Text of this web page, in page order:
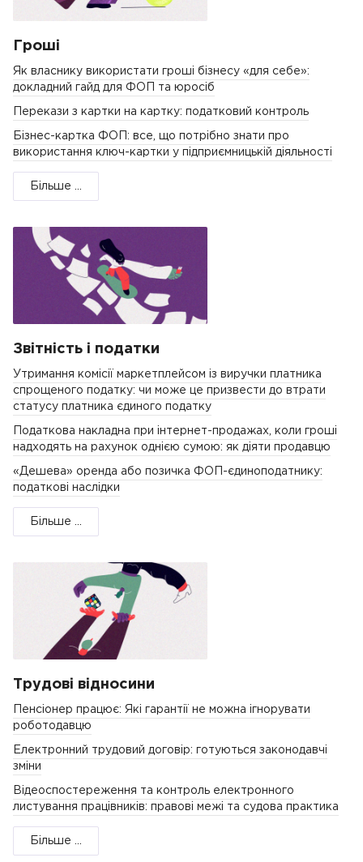
Гроші
Як власнику використати гроші бізнесу «для себе»:
докладний гайд для ФОП та юросіб
Перекази з картки на картку: податковий контроль
Бізнес-картка ФОП: все, що потрібно знати про
використання ключ-картки у підприємницькій діяльності
Більше ...
Звітність і податки
Утримання комісії маркетплейсом із виручки платника
спрощеного податку: чи може це призвести до втрати
статусу платника єдиного податку
Податкова накладна при інтернет-продажах, коли гроші
надходять на рахунок однією сумою: як діяти продавцю
«Дешева» оренда або позичка ФОП-єдиноподатнику:
податкові наслідки
Більше ...
Трудові відносини
Пенсіонер працює: Які гарантії не можна ігнорувати
роботодавцю
Електронний трудовий договір: готуються законодавчі
зміни
Відеоспостереження та контроль електронного
листування працівників: правові межі та судова практика
Більше ...